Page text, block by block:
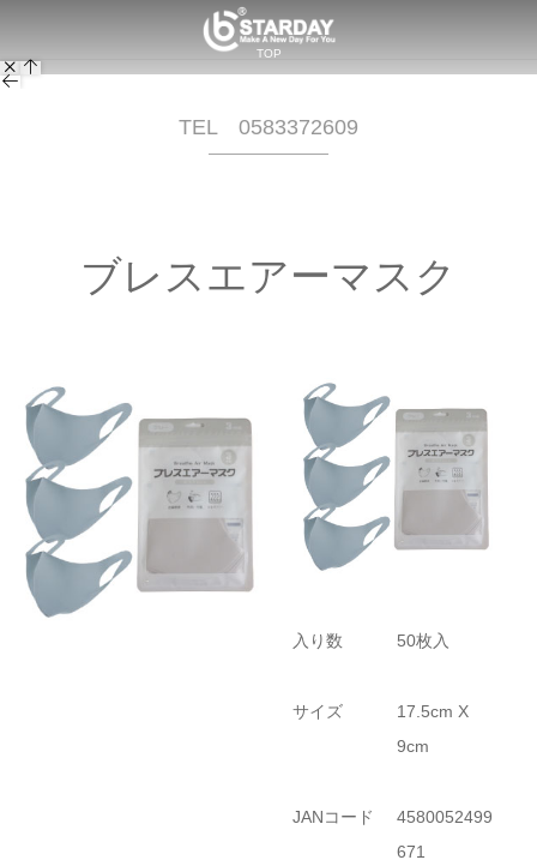
TOP
事業内容
TEL 0583372609
ブレスエアーマスク
入り数 50枚入
サイズ
17.5cm X
9cm
JANコード
4580052499
671